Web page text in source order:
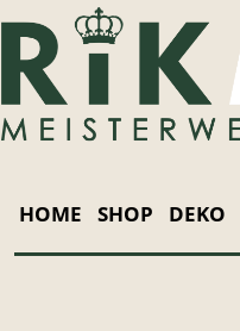
HOME SHOP DEKO